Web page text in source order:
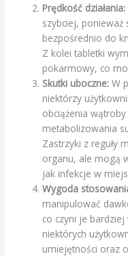
Prędkość działania:
szybciej, ponieważ
bezpośrednio do
Z kolei tabletki
pokarmowy, co
Skutki uboczne: W
niektórzy
obciążenia
metabolizowania
Zastrzyki z reguły
organu, ale mogą
jak infekcje w
Wygoda
manipulować
co czyni je
niektórych
umiejętności oraz